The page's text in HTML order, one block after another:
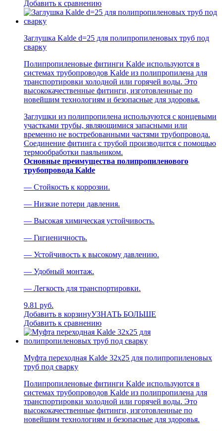
Добавить к сравнению
Заглушка Kalde d=25 для полипропиленовых труб под
сварку
Полипропиленовые фитинги Kalde используются в
системах трубопроводов Kalde из полипропилена для
транспортировки холодной или горячей воды. Это
высококачественные фитинги, изготовленные по
новейшим технологиям и безопасные для здоровья.
Заглушки из полипропилена используются с концевыми
участками трубы, являющимися запасными или
временно не востребованными частями трубопровода.
Соединение фитинга с трубой производится с помощью
термообработки паяльником.
Основные преимущества полипропиленового
трубопровода Kalde
— Стойкость к коррозии.
— Низкие потери давления.
— Высокая химическая устойчивость.
— Гигиеничность.
— Устойчивость к высокому давлению.
— Удобный монтаж.
— Легкость для транспортировки.
9.81 руб.
Добавить в корзинуУЗНАТЬ БОЛЬШЕ
Добавить к сравнению
Муфта переходная Kalde 32х25 для полипропиленовых
труб под сварку
Полипропиленовые фитинги Kalde используются в
системах трубопроводов Kalde из полипропилена для
транспортировки холодной или горячей воды. Это
высококачественные фитинги, изготовленные по
новейшим технологиям и безопасные для здоровья.